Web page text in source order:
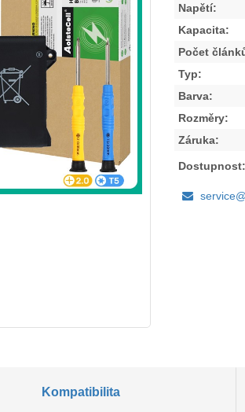
Napětí:
Kapacita:
Počet
Typ:
Barva:
Rozměry:
Záruka:
Dostupnost:
Kompatibilita